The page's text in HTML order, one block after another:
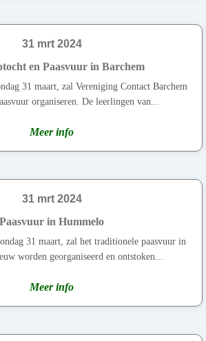
31 mrt 2024
en Paasvuur in Barchem
31 maart, zal Vereniging Contact Barchem
organiseren. De leerlingen van...
Meer info
31 mrt 2024
Paasvuur in Hummelo
31 maart, zal het traditionele paasvuur in
worden georganiseerd en ontstoken...
Meer info